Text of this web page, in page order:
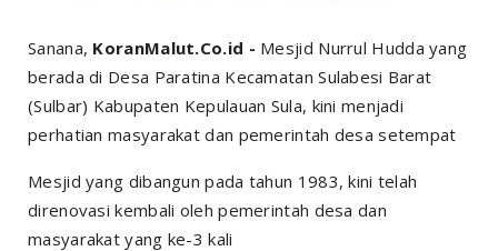
Sanana, KoranMalut.Co.id - Mesjid Nurrul Hudda yang
berada di Desa Paratina Kecamatan Sulabesi Barat
(Sulbar) Kabupaten Kepulauan Sula, kini menjadi
perhatian masyarakat dan pemerintah desa setempat
Mesjid yang dibangun pada tahun 1983, kini telah
direnovasi kembali oleh pemerintah desa dan
masyarakat yang ke-3 kali